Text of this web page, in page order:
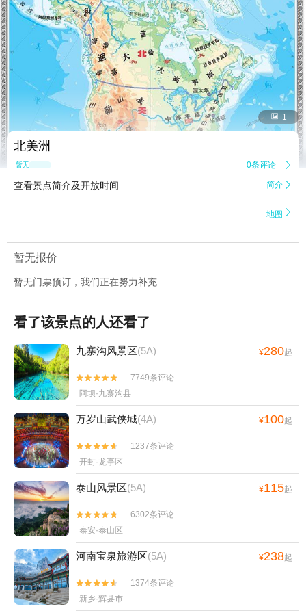
 1
北美洲
暂无点评 0条评论 
查看景点简介及开放时间 简介 
地图 
暂无报价
暂无门票预订，我们正在努力补充
看了该景点的人还看了
九寨沟风景区(5A) ¥280起


7749条评论
阿坝·九寨沟县
万岁山武侠城(4A) ¥100起


1237条评论
开封·龙亭区
泰山风景区(5A) ¥115起


6302条评论
泰安·泰山区
河南宝泉旅游区(5A) ¥238起


1374条评论
新乡·辉县市
